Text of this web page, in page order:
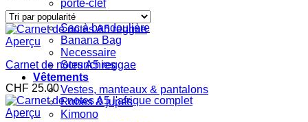
porte-clef
Sacs
Sac à bandoulière
Banana Bag
Necessaire
Scrunchies
Vêtements
Vestes, manteaux & pantalons
Robes & jupes
Kimono
par
popularité
Aperçu
Carnet de notes A5 reggae
CHF 25.00
Aperçu